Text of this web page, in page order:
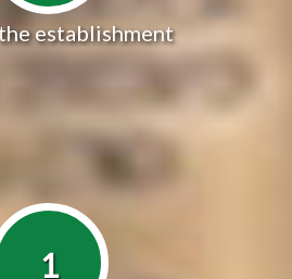
establishment
1